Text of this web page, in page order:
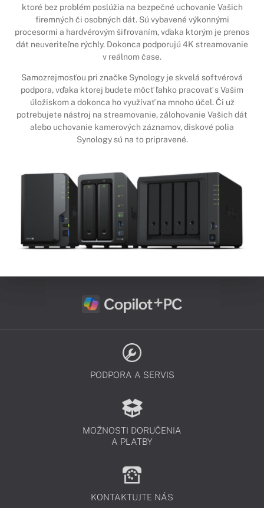
ktoré bez problém poslúžia na bezpečné uchovanie Vašich
firemných či osobných dát. Sú vybavené výkonnými
procesormi a hardvérovým šifrovaním, vďaka ktorým je prenos
dát neuveriteľne rýchly. Dokonca podporujú 4K streamovanie
v reálnom čase.
Samozrejmosťou pri značke Synology je skvelá softvérová
podpora, vďaka ktorej budete môcť ľahko pracovať s Vašim
úložiskom a dokonca ho využívať na mnoho účel. Či už
potrebujete nástroj na streamovanie, zálohovanie Vašich dát
alebo uchovanie kamerových záznamov, diskové polia
Synology sú na to pripravené.
PODPORA A SERVIS
MOŽNOSTI DORUČENIA
A PLATBY
KONTAKTUJTE NÁS